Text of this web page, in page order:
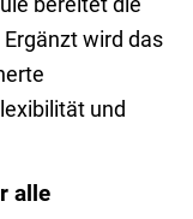
wird das
und
alle